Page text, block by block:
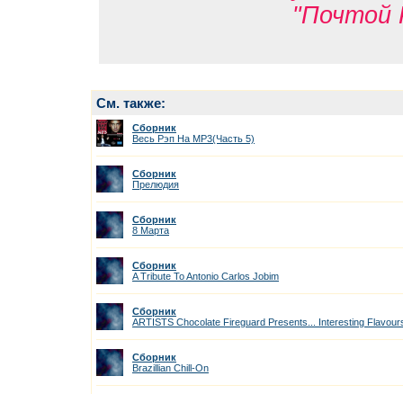
"Почтой
См. также:
Сборник
Весь Рэп На MP3(Часть 5)
Сборник
Прелюдия
Сборник
8 Марта
Сборник
A Tribute To Antonio Carlos Jobim
Сборник
ARTISTS Chocolate Fireguard Presents... Interesting
Сборник
Brazillian Chill-On